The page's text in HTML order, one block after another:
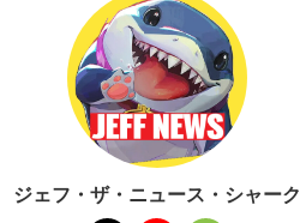
ジェフ・ザ・ニュース・シャーク